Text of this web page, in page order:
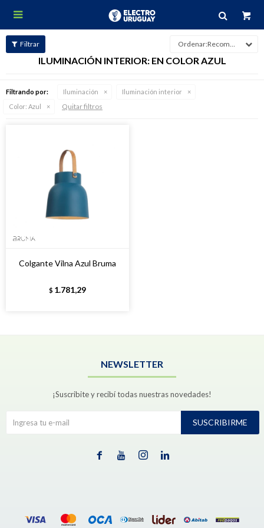

Recomendados
ILUMINACIÓN INTERIOR: EN COLOR AZUL
Filtrando por: Iluminación
Iluminación interior
Color: Azul Quitar filtros
Colgante Vilna Azul Bruma
$ 1.781,29
NEWSLETTER
¡Suscribite y recibí todas nuestras novedades!
SUSCRIBIRME
   